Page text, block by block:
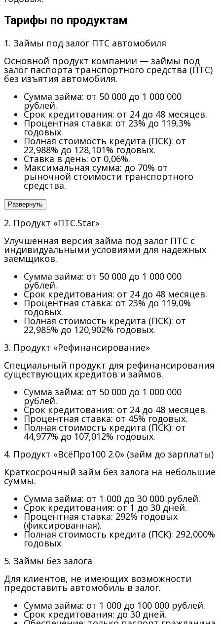
Тарифы по продуктам
1. Займы под залог ПТС автомобиля
Основной продукт компании — займы под
залог паспорта транспортного средства (ПТС)
без изъятия автомобиля.
Сумма займа: от 50 000 до 1 000 000
рублей.
Срок кредитования: от 24 до 48 месяцев.
Процентная ставка: от 23% до 119,3%
годовых.
Полная стоимость кредита (ПСК): от
22,988% до 128,101% годовых.
Ставка в день: от 0,06%.
Максимальная сумма: до 70% от
рыночной стоимости транспортного
средства.
Развернуть
2. Продукт «ПТС.Star»
Улучшенная версия займа под залог ПТС с
индивидуальными условиями для надежных
заемщиков.
Сумма займа: от 50 000 до 1 000 000
рублей.
Срок кредитования: от 24 до 48 месяцев.
Процентная ставка: от 23% до 119,0%
годовых.
Полная стоимость кредита (ПСК): от
22,985% до 120,902% годовых.
3. Продукт «Рефинансирование»
Специальный продукт для рефинансирования
существующих кредитов и займов.
Сумма займа: от 50 000 до 1 000 000
рублей.
Срок кредитования: от 24 до 48 месяцев.
Процентная ставка: от 45% годовых.
Полная стоимость кредита (ПСК): от
44,977% до 107,012% годовых.
4. Продукт «ВсёПро100 2.0» (займ до зарплаты)
Краткосрочный займ без залога на небольшие
суммы.
Сумма займа: от 1 000 до 30 000 рублей.
Срок кредитования: от 1 до 30 дней.
Процентная ставка: 292% годовых
(фиксированная).
Полная стоимость кредита (ПСК): 292,000%
годовых.
5. Займы без залога
Для клиентов, не имеющих возможности
предоставить автомобиль в залог.
Сумма займа: от 1 000 до 100 000 рублей.
Срок кредитования: до 30 дней.